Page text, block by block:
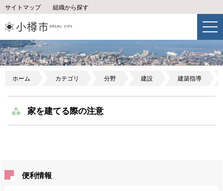
サイトマップ 組織から探す
ホーム カテゴリ 分野 建設 建築指導
家を建てる際の注意
便利情報